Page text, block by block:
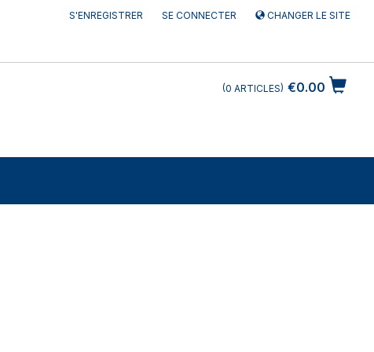
S'ENREGISTRER SE CONNECTER CHANGER LE SITE
€0.00
0 ARTICLES